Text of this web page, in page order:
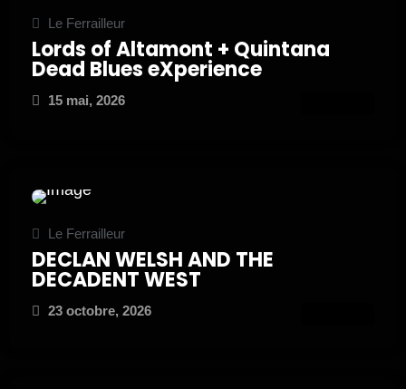
Le Ferrailleur
Lords of Altamont + Quintana
Dead Blues eXperience
15 mai, 2026
Le Ferrailleur
DECLAN WELSH AND THE
DECADENT WEST
23 octobre, 2026